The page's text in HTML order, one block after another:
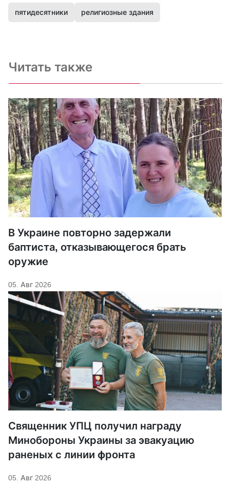
пятидесятники религиозные здания
Читать также
В Украине повторно задержали
баптиста, отказывающегося брать
оружие
05. Авг 2026
Священник УПЦ получил награду
Минобороны Украины за эвакуацию
раненых с линии фронта
05. Авг 2026